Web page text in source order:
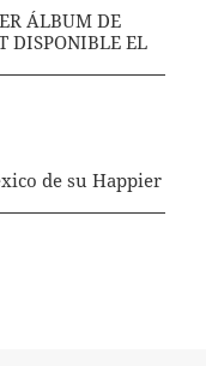
ÁLBUM DE
DISPONIBLE EL
de su Happier